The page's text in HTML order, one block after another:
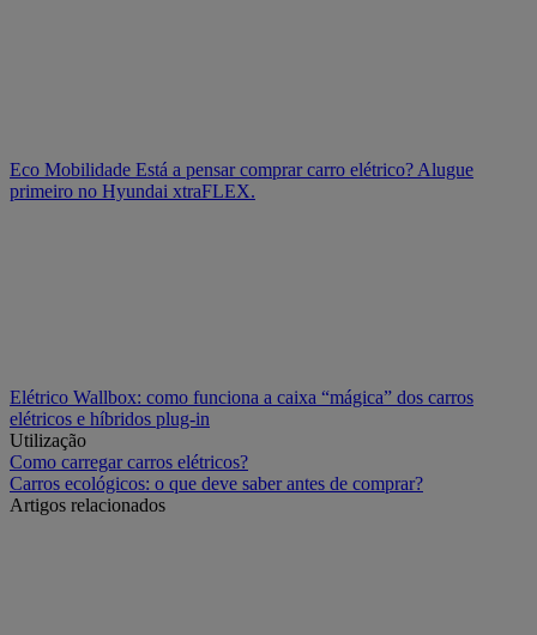
Eco Mobilidade Está a pensar comprar carro elétrico? Alugue
primeiro no Hyundai xtraFLEX.
Elétrico Wallbox: como funciona a caixa “mágica” dos carros
elétricos e híbridos plug-in
Utilização
Como carregar carros elétricos?
Carros ecológicos: o que deve saber antes de comprar?
Artigos relacionados